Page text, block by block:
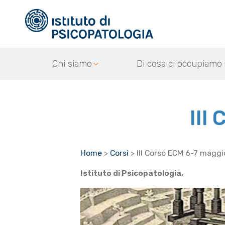
Chi siamo Di cosa ci occupiamo
III
Home > Corsi > III Corso ECM 6-7
Istituto di Psicopatologia,